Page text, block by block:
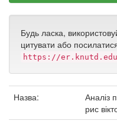
Будь ласка,
цитувати або
https://
Назва:
Аналіз
рис